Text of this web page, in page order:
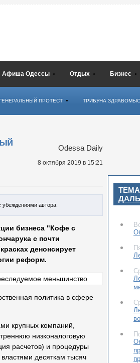
Афиша Одессы Отдых Бизнес
ПРОТЕСТ ТРИБУНА
Odessa Daily
8 октября 2019 в 15:21
убеждениями автора.
бизнеса "Кофе с
с почти
денонсирует
реформ.
политика в сфере
крупных компаний,
низконалоговую
расчетов) и процедуры
десяткам тысяч